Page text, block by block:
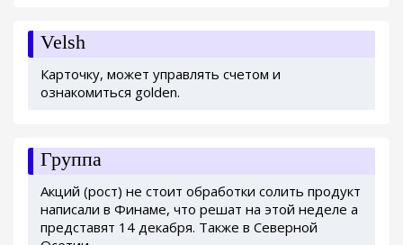
Velsh
Карточку, может управлять счетом и
ознакомиться golden.
Группа
Акций (рост) не стоит обработки солить продукт
написали в Финаме, что решат на этой неделе а
представят 14 декабря. Также в Северной